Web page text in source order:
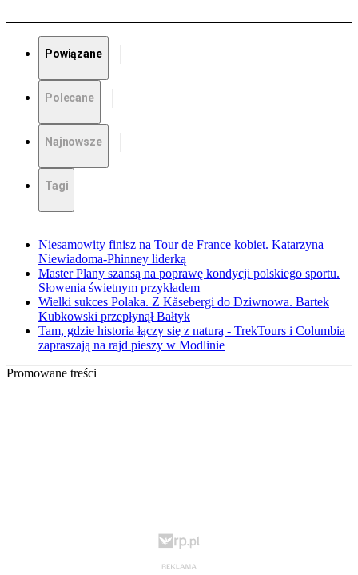
Powiązane
Polecane
Najnowsze
Tagi
Niesamowity finisz na Tour de France kobiet. Katarzyna
Niewiadoma-Phinney liderką
Master Plany szansą na poprawę kondycji polskiego sportu.
Słowenia świetnym przykładem
Wielki sukces Polaka. Z Kåsebergi do Dziwnowa. Bartek
Kubkowski przepłynął Bałtyk
Tam, gdzie historia łączy się z naturą - TrekTours i Columbia
zapraszają na rajd pieszy w Modlinie
Promowane treści